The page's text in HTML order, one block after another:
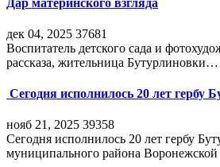
дек 04, 2025 37681
Воспитатель детского сада и
рассказа, жительница Бутурлиновки…
Сегодня исполнилось 20 лет гербу
нояб 21, 2025 39358
Сегодня исполнилось 20 лет гербу
муниципального района